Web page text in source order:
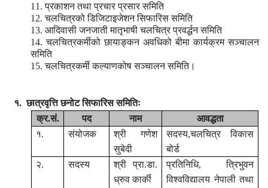
11. प्रकाशन तथा प्रचार प्रसार समिति
12. चलचित्रको डिजिटाइजेशन सिफारिस समिति
13. आदिवासी जनजाती मातृभाषी चलचित्र प्रवर्द्धन समिति
14. चलचित्रकर्मीको छायाङ्कन अवधिको बीमा कार्यक्रम सञ्चालन
समिति
15. चलचित्रकर्मी कल्याणकोष सञ्चालन समिति।
१. छात्रवृत्ति छनोट सिफारिस समितिः
क्र.सं.
पद नाम
आवद्धता
१.
संयोजक
श्री गणेश
सुबेदी
सदस्य,चलचित्र विकास
बोर्ड
२.
सदस्य श्री
प्रा.डा.
ध्रुव कार्की
प्रतिनिधि, त्रिभुवन
विश्वविद्यालय नेपाली तथा